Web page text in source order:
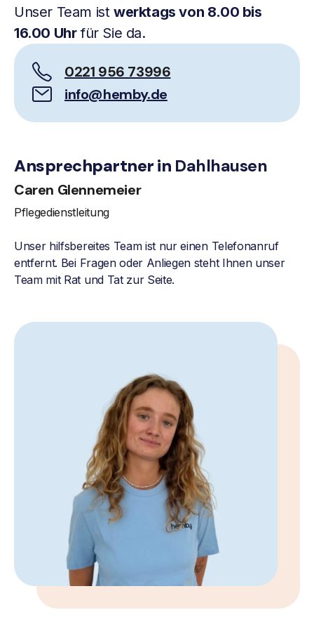
Unser Team ist werktags von 8.00 bis
16.00 Uhrfür Sie da.
0221 956 73996
info@hemby.de
Ansprechpartner in Dahlhausen
Caren Glennemeier
Pflegedienstleitung
Unser hilfsbereites Team ist nur einen Telefonanruf
entfernt. Bei Fragen oder Anliegen steht Ihnen unser
Team mit Rat und Tat zur Seite.